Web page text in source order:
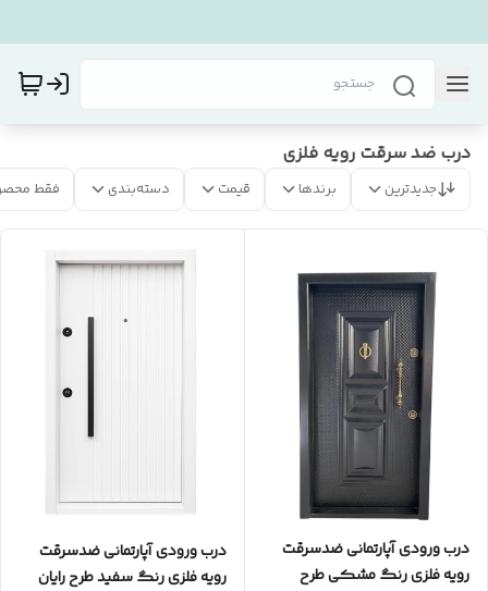
درب ضد سرقت رویه فلزی
جدیدترین برندها قیمت دسته‌بندی فقط
درب ورودی آپارتمانی ضدسرقت
رویه فلزی رنگ مشکی طرح
درب ورودی آپارتمانی ضدسرقت
رویه فلزی رنگ سفید طرح رایان